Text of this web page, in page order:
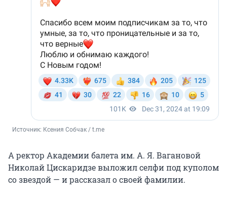
Источник: Ксения Собчак / t.me
А ректор Академии балета им. А. Я. Вагановой
Николай Цискаридзе выложил селфи под куполом
со звездой — и рассказал о своей фамилии.